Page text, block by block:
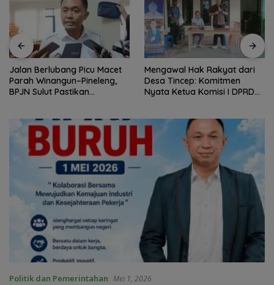
Jalan Berlubang Picu Macet
Parah Winangun–Pineleng,
BPJN Sulut Pastikan
Mengawal Hak Rakyat dari
Desa Tincep: Komitmen
Nyata Ketua Komisi I DPRD
Politik dan Pemerintahan Mei 1, 2026